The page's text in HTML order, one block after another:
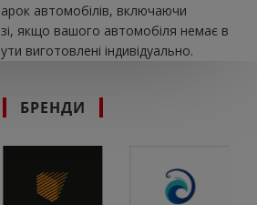
автомобілів, включаючи
якщо вашого автомобіля немає в
виготовлені індивідуально.
БРЕНДИ